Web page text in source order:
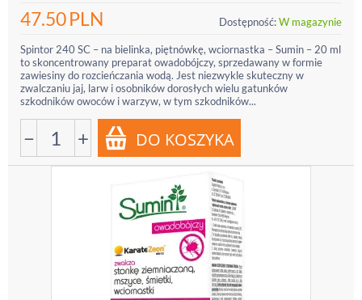
47.50PLN Dostępność:W magazynie
Spintor 240 SC – na bielinka, piętnówkę, wciornastka – Sumin – 20 ml
to skoncentrowany preparat owadobójczy, sprzedawany w formie
zawiesiny do rozcieńczania wodą. Jest niezwykle skuteczny w
zwalczaniu jaj, larw i osobników dorosłych wielu gatunków
szkodników owoców i warzyw, w tym szkodników...
− +